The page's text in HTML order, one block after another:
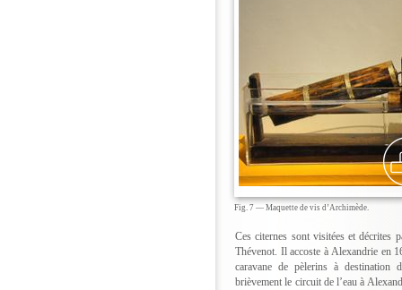
Fig. 7 — Maquette de vis d’Archimède.
Ces citernes sont visitées et décrites
Thévenot. Il accoste à Alexandrie en
caravane de pèlerins à destination
brièvement le circuit de l’eau à